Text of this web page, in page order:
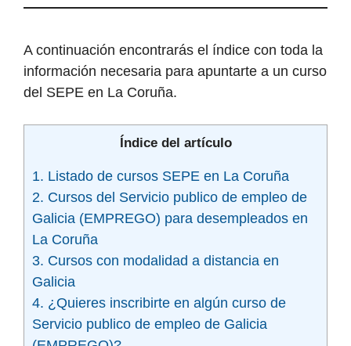
A continuación encontrarás el índice con toda la
información necesaria para apuntarte a un curso
del SEPE en La Coruña.
Índice del artículo
1. Listado de cursos SEPE en La Coruña
2. Cursos del Servicio publico de empleo de
Galicia (EMPREGO) para desempleados en
La Coruña
3. Cursos con modalidad a distancia en
Galicia
4. ¿Quieres inscribirte en algún curso de
Servicio publico de empleo de Galicia